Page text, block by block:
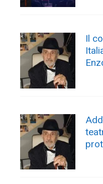
Il